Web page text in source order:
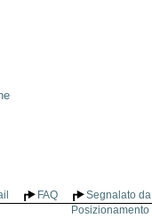
FAQ
Segnalato